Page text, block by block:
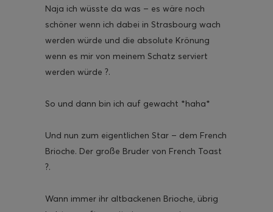
Eis am Stil
Naja ich wüsste da was – es wäre noch
schöner wenn ich dabei in Strasbourg wach
werden würde und die absolute Krönung
wenn es mir von meinem Schatz serviert
werden würde ?.
So und dann bin ich auf gewacht *haha*
Und nun zum eigentlichen Star – dem French
Brioche. Der große Bruder von French Toast
?.
Wann immer ihr altbackenen Brioche, übrig